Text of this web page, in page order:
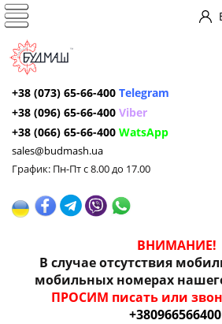
+38 (073) 65-66-400 Telegram
+38 (096) 65-66-400 Viber
+38 (066) 65-66-400 WatsApp
sales@budmash.ua
График: Пн-Пт с 8.00 до 17.00
ВНИМАНИЕ!
В случае отсутствия
мобильных номерах
ПРОСИМ писать или
+380966566400